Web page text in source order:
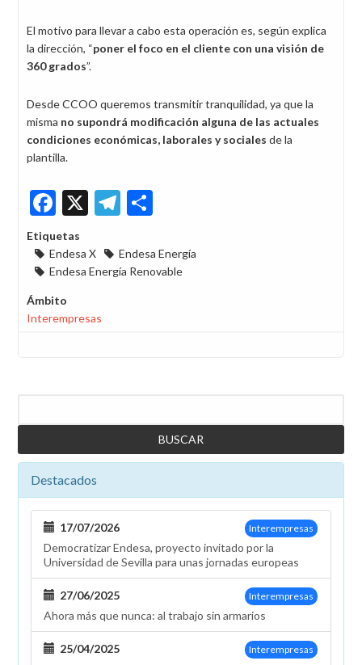
El motivo para llevar a cabo esta operación es, según explica
la dirección, “poner el foco en el cliente con una visión de
360 grados”.
Desde CCOO queremos transmitir tranquilidad, ya que la
misma no supondrá modificación alguna de las actuales
condiciones económicas, laborales y sociales de la
plantilla.
Facebook
X Telegram
Etiquetas
Endesa X
Endesa Energía
Endesa Energía Renovable
Ámbito
Interempresas
Destacados
Interempresas
17/07/2026
Democratizar Endesa, proyecto invitado por la
Universidad de Sevilla para unas jornadas europeas
Interempresas
27/06/2025
Ahora más que nunca: al trabajo sin armarios
Interempresas
25/04/2025